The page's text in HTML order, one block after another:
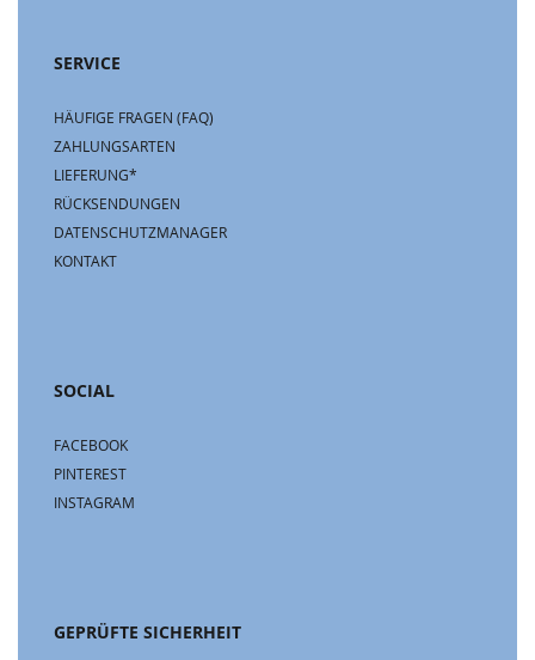
SERVICE
HÄUFIGE FRAGEN (FAQ)
ZAHLUNGSARTEN
LIEFERUNG*
RÜCKSENDUNGEN
DATENSCHUTZMANAGER
KONTAKT
SOCIAL
FACEBOOK
PINTEREST
INSTAGRAM
GEPRÜFTE SICHERHEIT